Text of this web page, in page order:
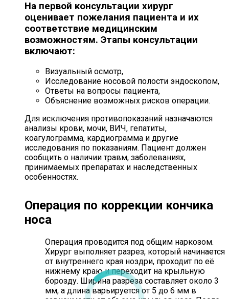
На первой консультации хирург
оценивает пожелания пациента и их
соответствие медицинским
возможностям. Этапы консультации
включают:
Визуальный осмотр,
Исследование носовой полости эндоскопом,
Ответы на вопросы пациента,
Объяснение возможных рисков операции.
Для исключения противопоказаний назначаются
анализы крови, мочи, ВИЧ, гепатиты,
коагулограмма, кардиограмма и другие
исследования по показаниям. Пациент должен
сообщить о наличии травм, заболеваниях,
принимаемых препаратах и наследственных
особенностях.
Операция по коррекции кончика
носа
Операция проводится под общим наркозом.
Хирург выполняет разрез, который начинается
от внутреннего края ноздри, проходит по её
нижнему краю и переходит на крыльную
борозду. Ширина разреза составляет около 3
мм, а длина варьируется от 5 до 6 мм в